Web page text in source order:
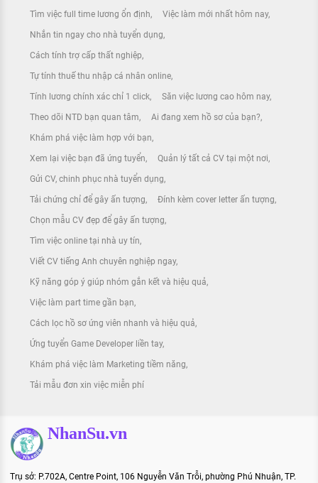
Tìm việc full time lương ổn định Việc làm mới nhất hôm nay
Nhắn tin ngay cho nhà tuyển dụng
Cách tính trợ cấp thất nghiệp
Tự tính thuế thu nhập cá nhân online
Tính lương chính xác chỉ 1 click Săn việc lương cao hôm nay
Theo dõi NTD bạn quan tâm Ai đang xem hồ sơ của bạn?
Khám phá việc làm hợp với bạn
Xem lại việc bạn đã ứng tuyển Quản lý tất cả CV tại một nơi
Gửi CV, chinh phục nhà tuyển dụng
Tải chứng chỉ để gây ấn tượng Đính kèm cover letter ấn tượng
Chọn mẫu CV đẹp để gây ấn tượng
Tìm việc online tại nhà uy tín
Viết CV tiếng Anh chuyên nghiệp ngay
Kỹ năng góp ý giúp nhóm gắn kết và hiệu quả
Việc làm part time gần bạn
Cách lọc hồ sơ ứng viên nhanh và hiệu quả
Ứng tuyển Game Developer liền tay
Khám phá việc làm Marketing tiềm năng
Tải mẫu đơn xin việc miễn phí
NhanSu.vn
Trụ sở: P.702A, Centre Point, 106 Nguyễn Văn Trỗi, phường Phú Nhuận, TP.